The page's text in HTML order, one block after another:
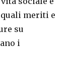
meriti e
su
i